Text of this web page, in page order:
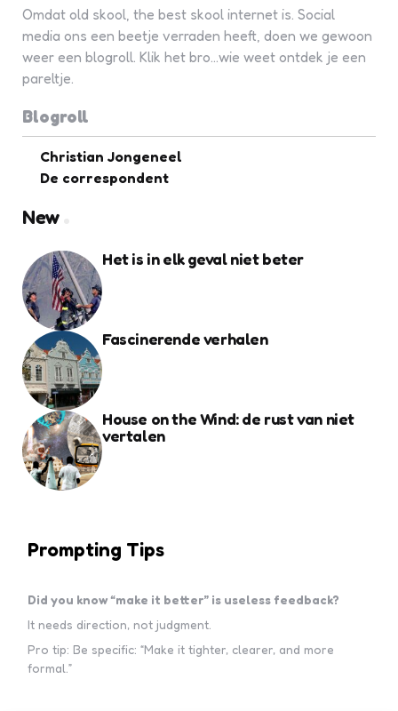
Omdat old skool, the best skool internet is. Social
media ons een beetje verraden heeft, doen we gewoon
weer een blogroll. Klik het bro...wie weet ontdek je een
pareltje.
Blogroll
Christian Jongeneel
De correspondent
New
Het is in elk geval niet beter
Fascinerende verhalen
House on the Wind: de rust van niet
vertalen
Prompting Tips
Did you know “make it better” is useless feedback?
It needs direction, not judgment.
Pro tip: Be specific: “Make it tighter, clearer, and more
formal.”